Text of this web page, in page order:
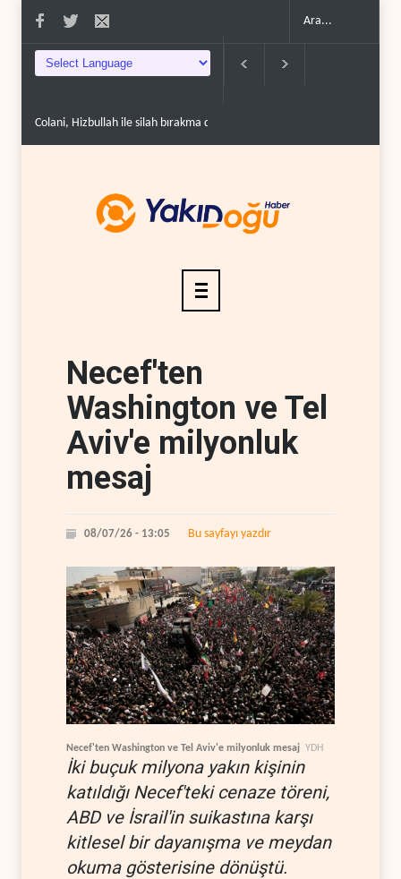
Colani, Hizbullah ile silah bırakma diyaloğu için kanal a..
Necef'ten
Washington ve Tel
Aviv'e milyonluk
mesaj
08/07/26 - 13:05 Bu sayfayı yazdır
Necef'ten Washington ve Tel Aviv'e milyonluk mesaj YDH
İki buçuk milyona yakın kişinin
katıldığı Necef'teki cenaze töreni,
ABD ve İsrail'in suikastına karşı
kitlesel bir dayanışma ve meydan
okuma gösterisine dönüştü.